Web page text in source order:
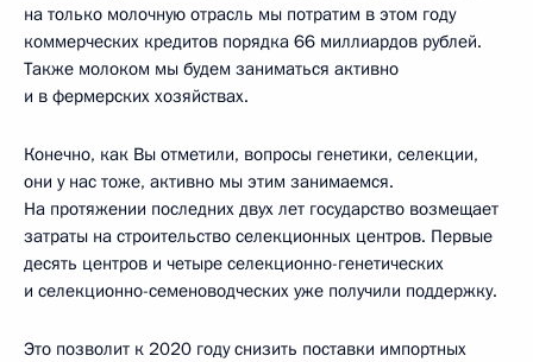
на только молочную отрасль мы потратим в этом году
коммерческих кредитов порядка 66 миллиардов рублей.
Также молоком мы будем заниматься активно
и в фермерских хозяйствах.
Конечно, как Вы отметили, вопросы генетики, селекции,
они у нас тоже, активно мы этим занимаемся.
На протяжении последних двух лет государство возмещает
затраты на строительство селекционных центров. Первые
десять центров и четыре селекционно-генетических
и селекционно-семеноводческих уже получили поддержку.
Это позволит к 2020 году снизить поставки импортных